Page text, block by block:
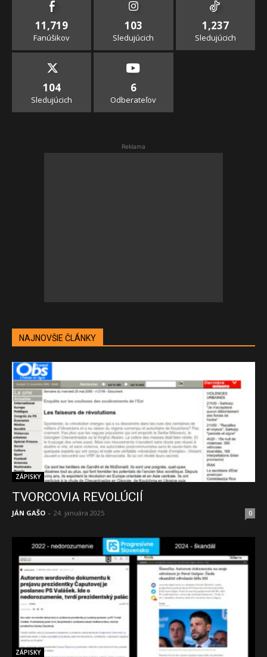
11,719
Fanúšikov
103
Sledujúcich
1,237
Sledujúcich
104
Sledujúcich
6
Odberateľov
Reklama
NAJNOVŠIE ČLÁNKY
ZÁPISKY
TVORCOVIA REVOLÚCIÍ
JÁN GAŠO - 24. januára 2025 0
ZÁPISKY